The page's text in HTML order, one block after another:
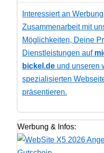
Interessiert an
Zusammenarbeit mit
Möglichkeiten, Deine
Dienstleistungen auf
bickel.de und unseren
spezialisierten
präsentieren.
Werbung & Infos: